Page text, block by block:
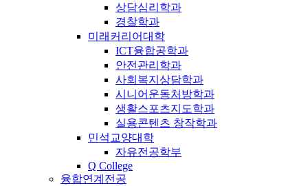
상담심리학과
경찰학과
미래커리어대학
ICT융합공학과
안전관리학과
사회복지상담학과
시니어운동처방학과
생활스포츠지도학과
실용콘텐츠 창작학과
민석교양대학
자유전공학부
Q College
융합연계전공